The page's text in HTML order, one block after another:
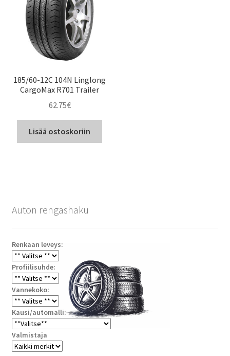
185/60-12C 104N Linglong
CargoMax R701 Trailer
62.75€
Lisää ostoskoriin
Auton rengashaku
Renkaan leveys:
Profiilisuhde:
Vannekoko:
Kausi/automalli:
Valmistaja